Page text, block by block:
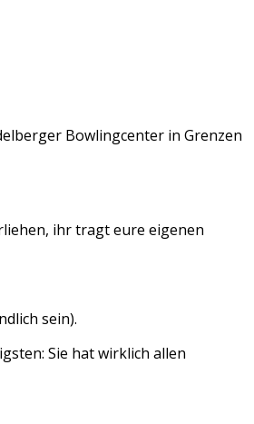
Bowlingcenter in Grenzen
ihr tragt eure eigenen
sein).
Sie hat wirklich allen